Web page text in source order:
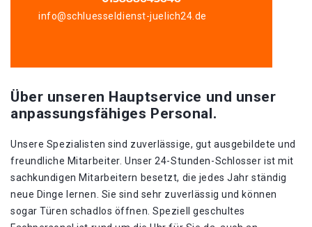
info@schluesseldienst-juelich24.de
Über unseren Hauptservice und unser
anpassungsfähiges Personal.
Unsere Spezialisten sind zuverlässige, gut ausgebildete und
freundliche Mitarbeiter. Unser 24-Stunden-Schlosser ist mit
sachkundigen Mitarbeitern besetzt, die jedes Jahr ständig
neue Dinge lernen. Sie sind sehr zuverlässig und können
sogar Türen schadlos öffnen. Speziell geschultes